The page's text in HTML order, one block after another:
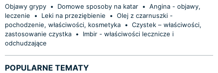
Objawy grypy • Domowe sposoby na katar • Angina - objawy,
leczenie
• Leki na przeziębienie • Olej z czarnuszki -
pochodzenie, właściwości, kosmetyka • Czystek – właściwości,
zastosowanie czystka •
Imbir - właściwości lecznicze i
odchudzające
POPULARNE TEMATY